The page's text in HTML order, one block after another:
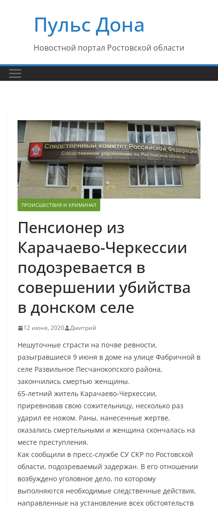
содержимомуПульс Дона
Новостной портал Ростовской области
ПРОИСШЕСТВИЯ И КРИМИНАЛ
Пенсионер из
Карачаево-Черкессии
подозревается в
совершении убийства
в донском селе
12 июня, 2020 Дмитрий
Нешуточные страсти на почве ревности,
разыгравшиеся 9 июня в доме на улице Фабричной в
селе Развильное Песчанокопского района,
закончились смертью женщины.
65-летний житель Карачаево-Черкессии,
приревновав свою сожительницу, несколько раз
ударил ее ножом. Раны, нанесенные жертве,
оказались смертельными и женщина скончалась на
месте преступления.
Как сообщили в пресс-службе СУ СКР по Ростовской
области, подозреваемый задержан. В его отношении
возбуждено уголовное дело, по которому
выполняются необходимые следственные действия,
направленные на установление всех обстоятельств